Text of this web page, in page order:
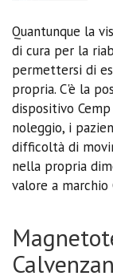
Quantunque la
di cura per la
permettersi di
propria. C'è la
dispositivo
noleggio, i
difficoltà di
nella propria
valore a marchio